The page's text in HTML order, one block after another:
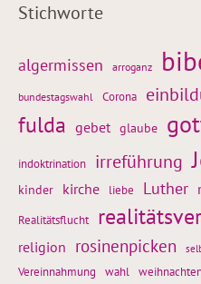
Stichworte
algermissen arroganz
bundestagswahl Corona
fulda gebet glaube
indoktrination irreführung
kinder kirche liebe Luther
Realitätsflucht
religion rosinenpicken
Vereinnahmung wahl